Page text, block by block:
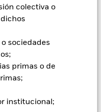
colectiva o
sociedades
primas o de
institucional;
se dispone de los
el riesgo de
En el menú desplegable
del fondo: las clases de
identifican mediante la
el listado
con cobertura de
a la sociedad